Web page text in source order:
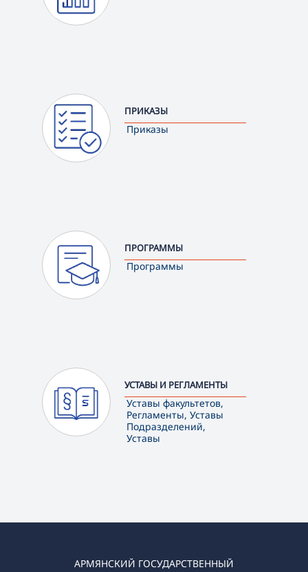
ПРИКАЗЫ
Приказы
ПРОГРАММЫ
Программы
УСТАВЫ И РЕГЛАМЕНТЫ
Уставы факультетов,
Регламенты, Уставы
Подразделений,
Уставы
АРМЯНСКИЙ ГОСУДАРСТВЕННЫЙ